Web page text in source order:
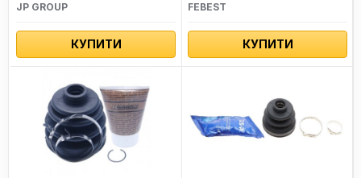
JP GROUP
КУПИТИ
FEBEST
КУПИТИ